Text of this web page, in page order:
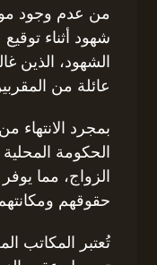
من عدم وجود
شهود أثناء
الشهود، الذين
عائلة من
بمجرد الانتهاء
الحكومة
الزواج، مما
حقوقهم
تُعتبر المكاتب